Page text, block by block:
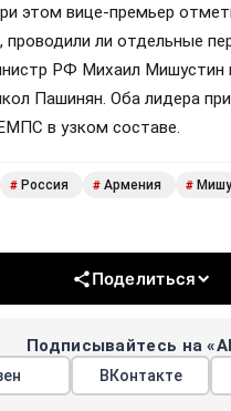
этом вице-премьер
проводили ли отдельные
РФ Михаил Мишустин
Пашинян. Оба лидера
в узком составе.
# Россия # Армения #
Поделиться
Подписывайтесь на
ВКонтакте